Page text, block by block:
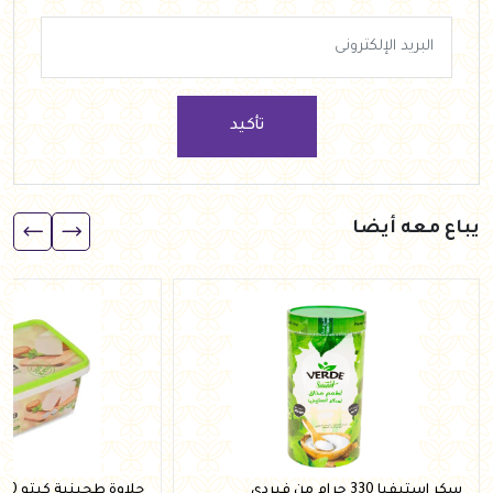
تأكيد
يباع معه أيضا